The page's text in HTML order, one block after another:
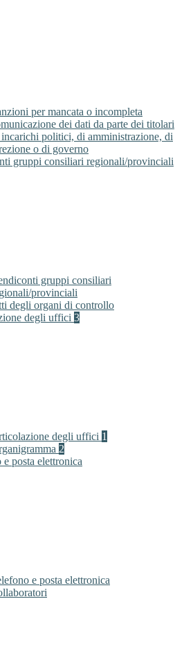
per mancata o incompleta
dei dati da parte dei titolari
politici, di amministrazione, di
o di governo
gruppi consiliari regionali/provinciali
gruppi consiliari
provinciali
degli organi di controllo
degli uffici 3
degli uffici 1
2
e posta elettronica
e posta elettronica